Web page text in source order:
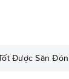
Được Săn Đón